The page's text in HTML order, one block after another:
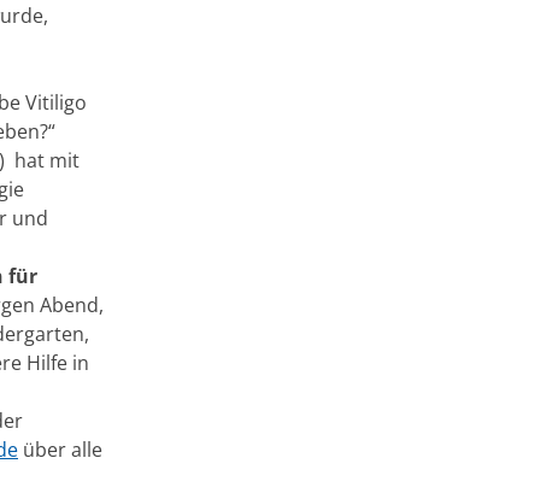
Vitiligo
) hat mit
und
für
Abend,
Hilfe in
über alle